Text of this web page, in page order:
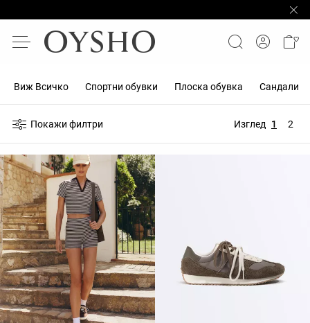
Виж Всичко Спортни обувки Плоска обувка Сандали
Покажи филтри Изглед 1 2